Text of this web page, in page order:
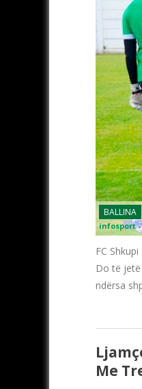
BALLINA
infosport -
FC
Do të
ndërsa
Me